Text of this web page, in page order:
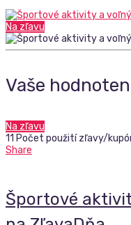
Na zľavu
Vaše
Na zľavu
11 Počet použití zľavy/
Share
Športové